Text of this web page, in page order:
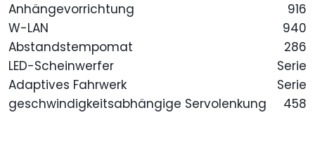
Anhängevorrichtung
916
W-LAN
940
Abstandstempomat
286
LED-Scheinwerfer
Serie
Adaptives Fahrwerk
Serie
geschwindigkeitsabhängige Servolenkung
458